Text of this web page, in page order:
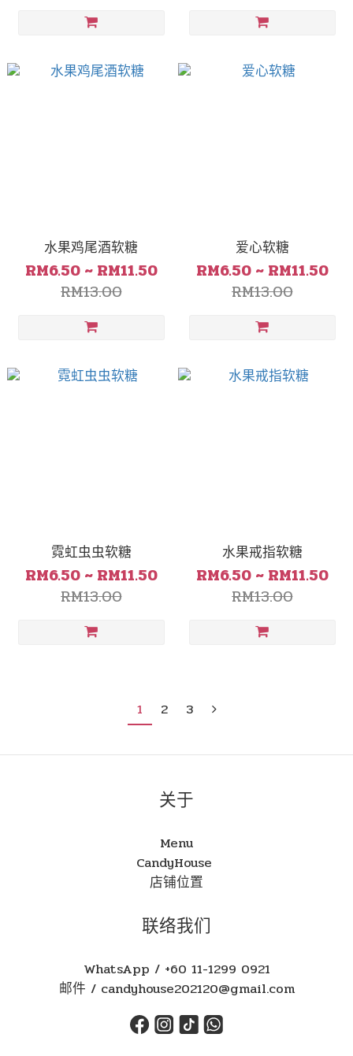
水果鸡尾酒软糖
RM6.50 ~ RM11.50
RM13.00
爱心软糖
RM6.50 ~ RM11.50
RM13.00
霓虹虫虫软糖
RM6.50 ~ RM11.50
RM13.00
水果戒指软糖
RM6.50 ~ RM11.50
RM13.00
1 2 3
关于
Menu
CandyHouse
店铺位置
联络我们
WhatsApp / +60 11-1299 0921
邮件 / candyhouse202120@gmail.com